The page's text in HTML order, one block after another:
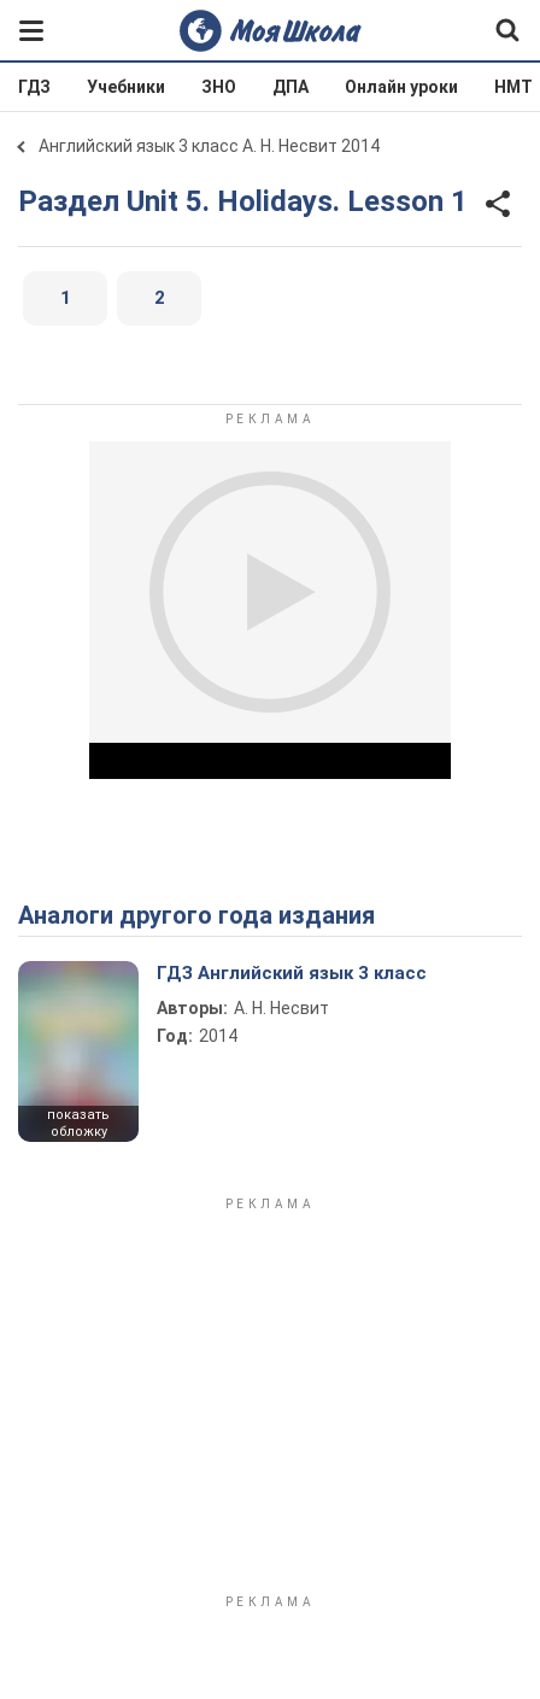
ГДЗ Учебники ЗНО ДПА Онлайн уроки НМТ
Английский язык 3 класс А. Н. Несвит 2014
Раздел Unit 5. Holidays. Lesson 1
1 2
Play Video
Аналоги другого года издания
показать
обложку
ГДЗ Английский язык 3 класс
Авторы: А. Н. Несвит
Год: 2014